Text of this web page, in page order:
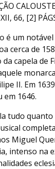
66, [2]
é um
cerca de
capela de
II. Em
1646.
tudo
Miguel
intenso na